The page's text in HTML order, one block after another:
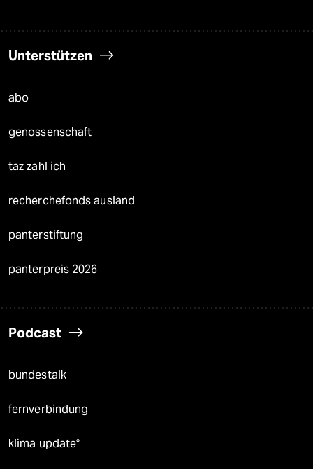
Unterstützen
abo
genossenschaft
taz zahl ich
recherchefonds ausland
panterstiftung
panterpreis 2026
Podcast
bundestalk
fernverbindung
klima update°